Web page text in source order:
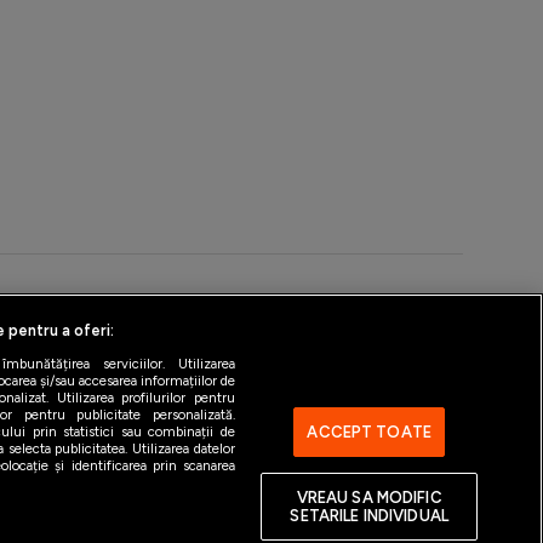
Gestionați preferințele
pentru a oferi:
serviciilor. Utilizarea
și/sau accesarea informațiilor de
Utilizarea profilurilor pentru
pentru publicitate personalizată.
prin statistici sau combinații de
publicitatea. Utilizarea datelor
și identificarea prin scanarea
ACCEPT TOATE
VREAU SA MODIFIC
SETARILE INDIVIDUAL